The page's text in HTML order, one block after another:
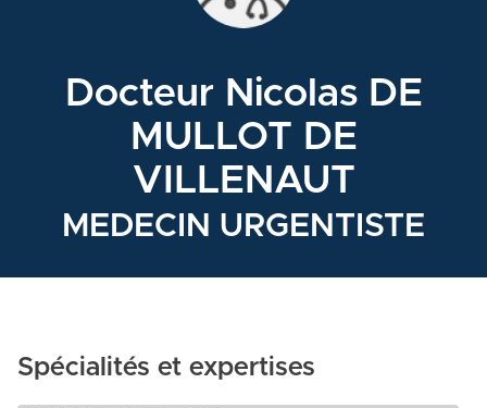
Docteur Nicolas DE
MULLOT DE
VILLENAUT
MEDECIN URGENTISTE
Spécialités et expertises